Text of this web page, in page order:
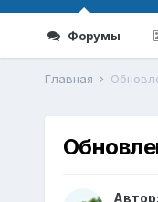
Форумы
Главная
Автор: